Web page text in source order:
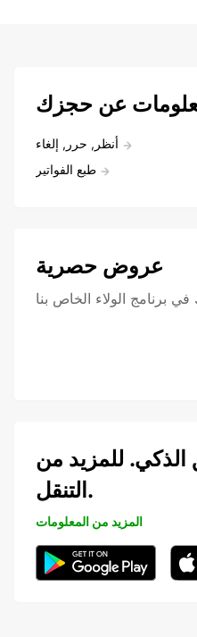
عن حجزك
أنظر, حرر, إلغاء
طبع الفواتير
عروض حصرية
برنامج الولاء الخاص بنا
للمزيد من
التنقل.
المزيد من المعلومات